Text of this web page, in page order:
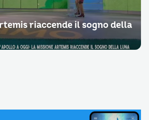
riaccende il sogno della